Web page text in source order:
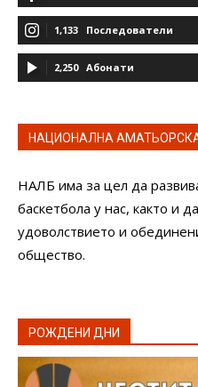
1,133 Последователи
2,250 Абонати
НАЦИОНАЛНА
НАЛБ има за цел да
баскетбола у нас, както и
удоволствието и
общество.
РОЖДЕНИ ДНИ